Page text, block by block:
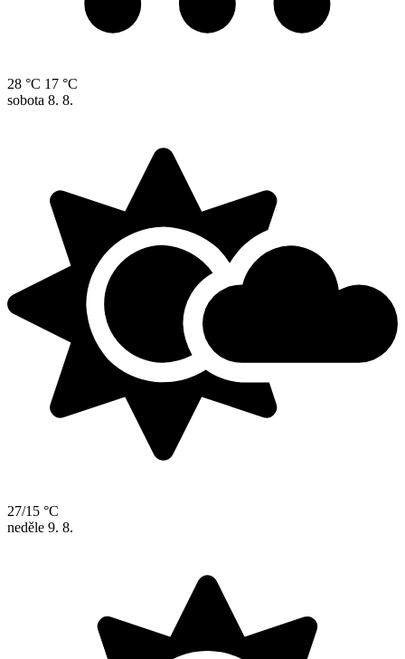
28 °C 17 °C
sobota 8. 8.
27/15 °C
neděle 9. 8.